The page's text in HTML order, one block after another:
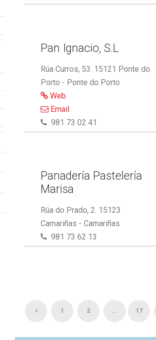
Pan Ignacio, S.L
Rúa Curros, 53. 15121 Ponte do
Porto - Ponte do Porto
Web
Email
981 73 02 41
Panadería Pastelería
Marisa
Rúa do Prado, 2. 15123
Camariñas - Camariñas
981 73 62 13
1 2 ... 17